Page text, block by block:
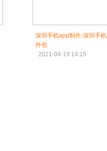
深圳手机app制作-深圳手
外包
2021-04-19 14:15